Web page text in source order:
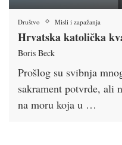
Društvo Misli i zapažanja
Hrvatska katolička
Boris Beck
Prošlog su svibnja
sakrament potvrde, ali
na moru koja u …